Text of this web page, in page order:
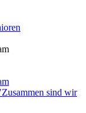
sind wir